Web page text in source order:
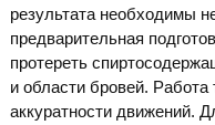
результата необходимы
предварительная
протереть
и области бровей. Работа
аккуратности движений.